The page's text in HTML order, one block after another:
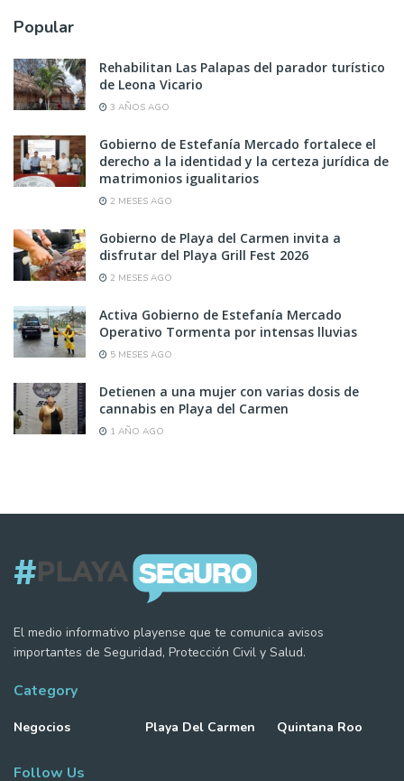
Popular
Rehabilitan Las Palapas del parador turístico
de Leona Vicario
3 AÑOS AGO
Gobierno de Estefanía Mercado fortalece el
derecho a la identidad y la certeza jurídica de
matrimonios igualitarios
2 MESES AGO
Gobierno de Playa del Carmen invita a
disfrutar del Playa Grill Fest 2026
2 MESES AGO
Activa Gobierno de Estefanía Mercado
Operativo Tormenta por intensas lluvias
5 MESES AGO
Detienen a una mujer con varias dosis de
cannabis en Playa del Carmen
1 AÑO AGO
El medio informativo playense que te comunica avisos
importantes de Seguridad, Protección Civil y Salud.
Category
Negocios Playa Del Carmen Quintana Roo
Follow Us